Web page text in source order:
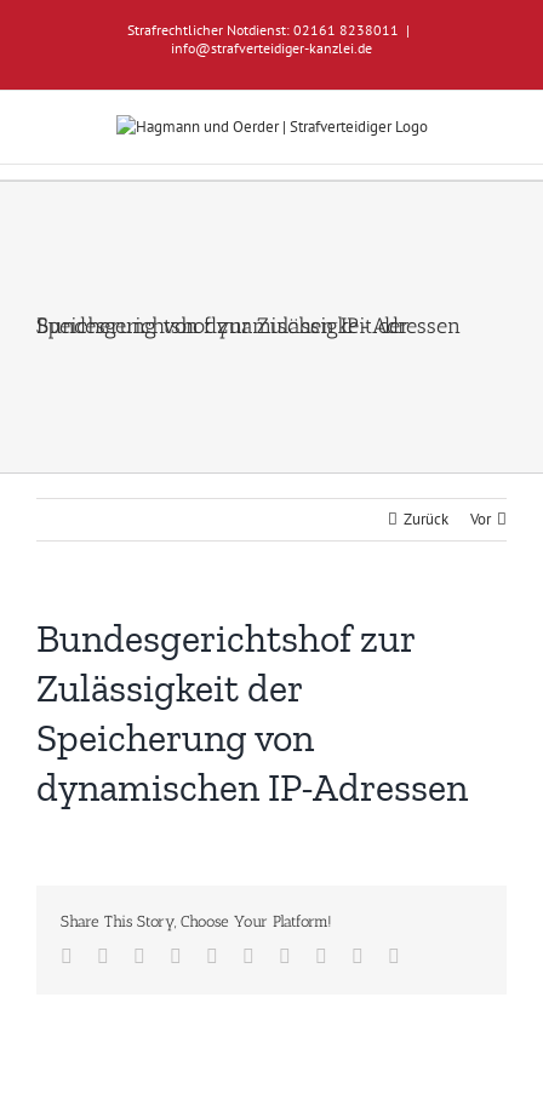
Strafrechtlicher Notdienst: 02161 8238011 |
info@strafverteidiger-kanzlei.de
Bundesgerichtshof zur Zulässigkeit der Speicherung von dynamischen IP-Adressen
Zurück Vor
Bundesgerichtshof zur
Zulässigkeit der
Speicherung von
dynamischen IP-Adressen
Share This Story, Choose Your Platform!
Facebook
TwitterReddit LinkedInWhatsApp
TumblrPinterest Xing